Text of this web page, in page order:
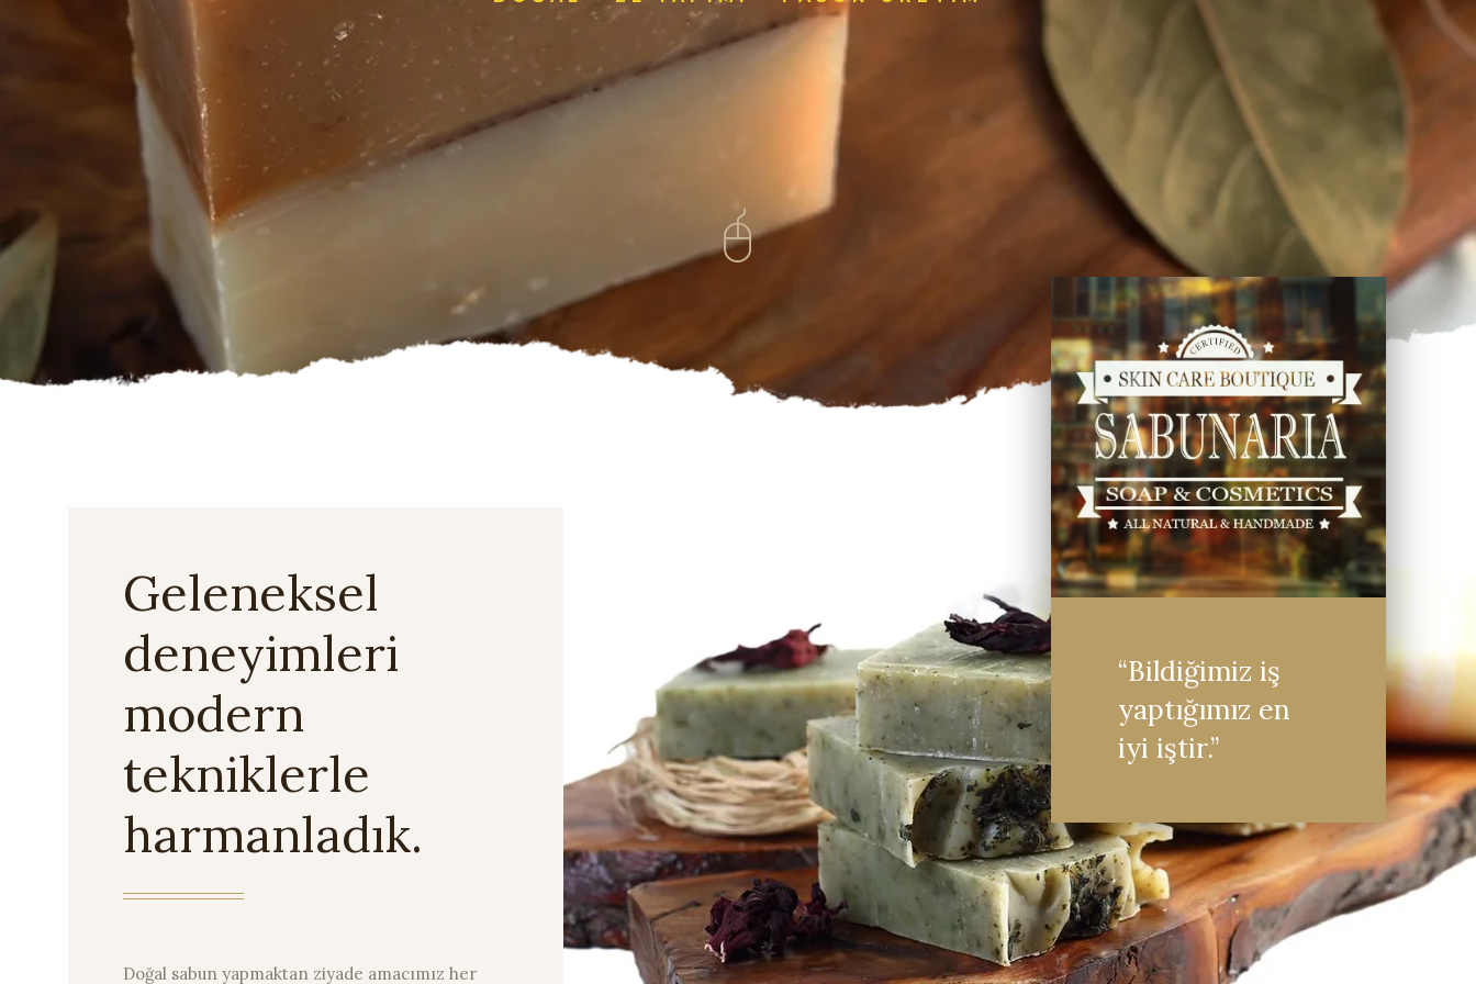
Geleneksel
deneyimleri
modern
tekniklerle
harmanladık.
Doğal sabun yapmaktan ziyade amacımız her
“Bildiğimiz iş
yaptığımız en
iyi iştir.”